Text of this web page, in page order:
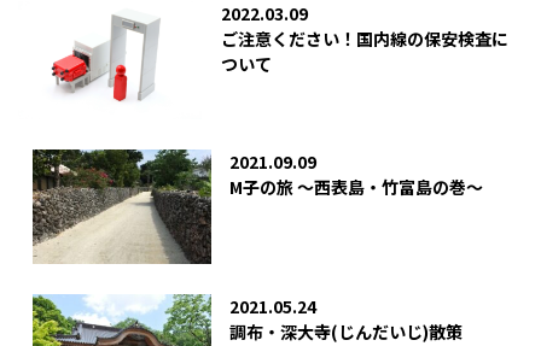
2022.03.09
ご注意ください！国内線の保安検査に
ついて
2021.09.09
M子の旅 ～西表島・竹富島の巻～
2021.05.24
調布・深大寺(じんだいじ)散策